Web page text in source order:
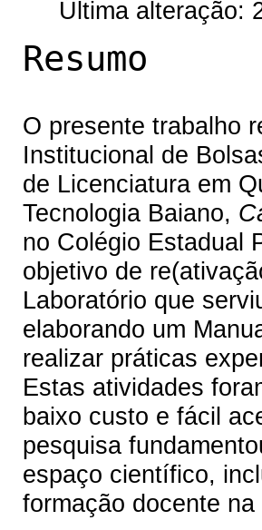
Última alteração:
Resumo
O presente trabalho
Institucional de
de Licenciatura em
Tecnologia Baiano,
no Colégio Estadual
objetivo de
Laboratório que
elaborando um
realizar práticas
Estas atividades
baixo custo e fácil
pesquisa
espaço científico,
formação docente